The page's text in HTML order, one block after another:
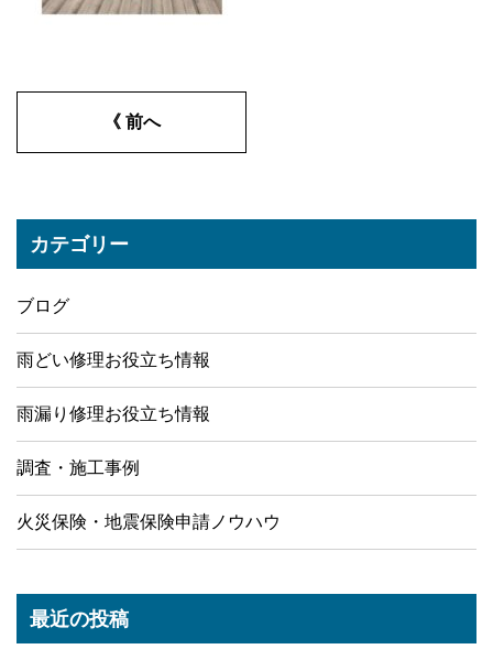
《 前へ
カテゴリー
ブログ
雨どい修理お役立ち情報
雨漏り修理お役立ち情報
調査・施工事例
火災保険・地震保険申請ノウハウ
最近の投稿